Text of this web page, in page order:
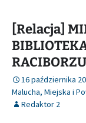
[Relacja]
RACIBORZU
16 października
Malucha, Miejska i
Redaktor 2